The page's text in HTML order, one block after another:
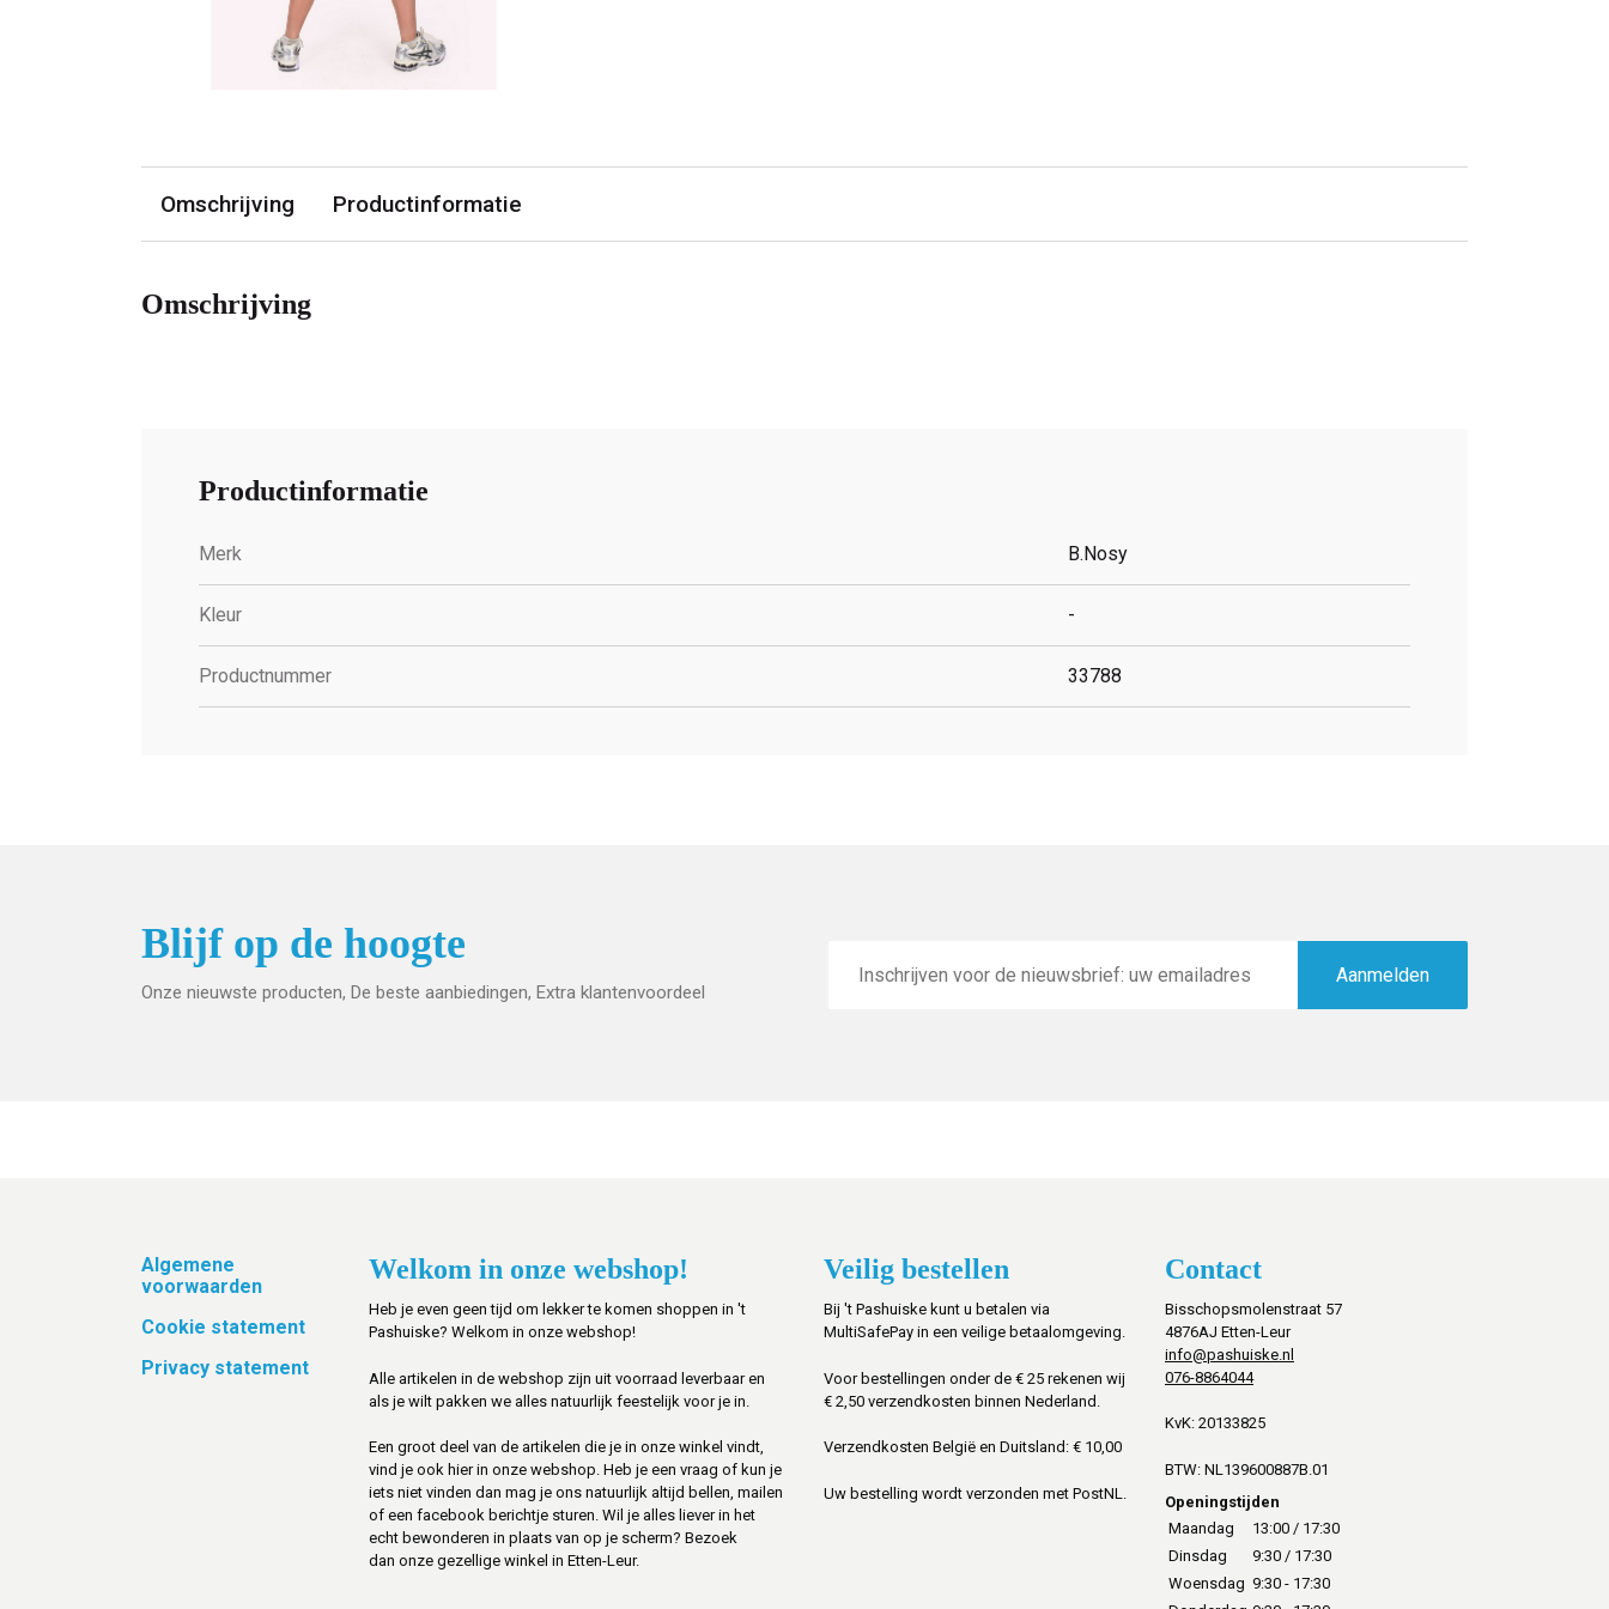
Omschrijving Productinformatie
Omschrijving
Productinformatie
Merk B.Nosy
Kleur -
Productnummer 33788
Blijf op de hoogte
Onze nieuwste producten, De beste aanbiedingen, Extra klantenvoordeel
mailadres
Aanmelden
Footer
Algemene
voorwaarden
Cookie statement
Privacy statement
Welkom in onze webshop!
Heb je even geen tijd om lekker te komen shoppen in 't
Pashuiske? Welkom in onze webshop!
Alle artikelen in de webshop zijn uit voorraad leverbaar en
als je wilt pakken we alles natuurlijk feestelijk voor je in.
Een groot deel van de artikelen die je in onze winkel vindt,
vind je ook hier in onze webshop. Heb je een vraag of kun je
iets niet vinden dan mag je ons natuurlijk altijd bellen, mailen
of een facebook berichtje sturen. Wil je alles liever in het
echt bewonderen in plaats van op je scherm? Bezoek
dan onze gezellige winkel in Etten-Leur.
Veilig bestellen
Bij 't Pashuiske kunt u betalen via
MultiSafePay in een veilige betaalomgeving.
Voor bestellingen onder de € 25 rekenen wij
€ 2,50 verzendkosten binnen Nederland.
Verzendkosten België en Duitsland: € 10,00
Uw bestelling wordt verzonden met PostNL.
Contact
Bisschopsmolenstraat 57
4876AJ Etten-Leur
info@pashuiske.nl
076-8864044
KvK: 20133825
BTW: NL139600887B.01
Openingstijden
Maandag
13:00 / 17:30
Dinsdag
9:30 / 17:30
Woensdag 9:30 - 17:30